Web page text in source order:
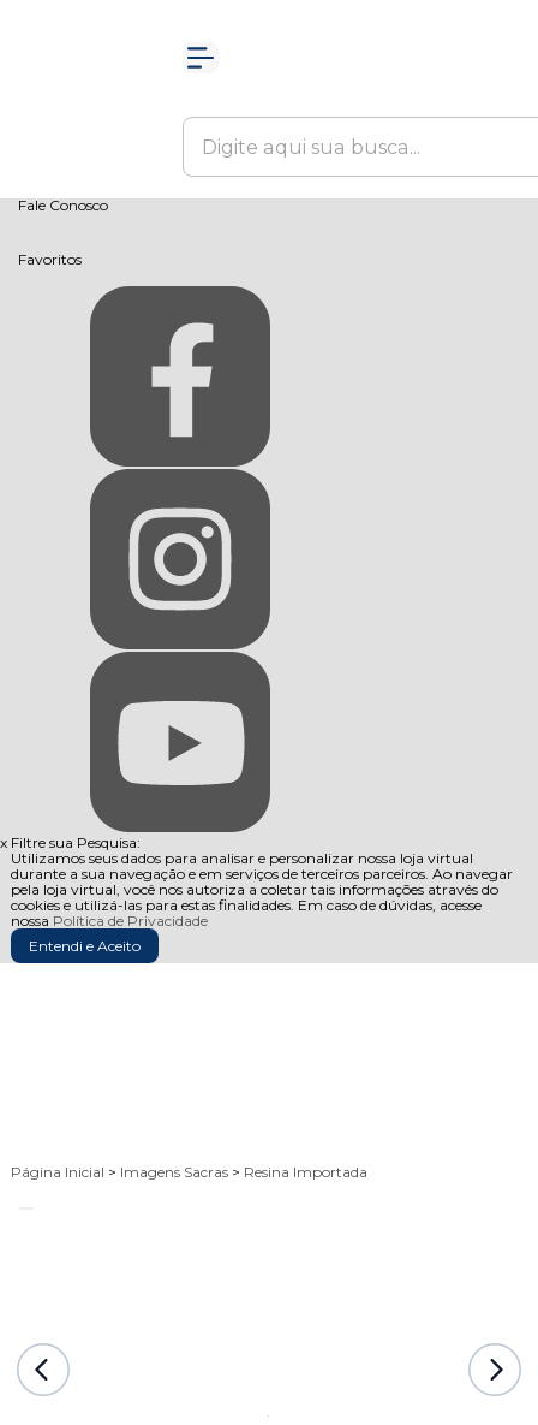
Fale Conosco
Favoritos
x Filtre sua Pesquisa:
Utilizamos seus dados para analisar e personalizar nossa loja virtual
durante a sua navegação e em serviços de terceiros parceiros. Ao navegar
pela loja virtual, você nos autoriza a coletar tais informações através do
cookies e utilizá-las para estas finalidades. Em caso de dúvidas, acesse
nossa Política de Privacidade
Entendi e Aceito
Página Inicial > Imagens Sacras > Resina Importada